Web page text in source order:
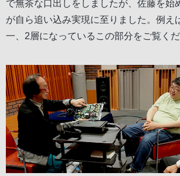
で無茶な口出しをしましたが、佐藤を始
が自ら追い込み実現に至りました。例え
一、2層になっているこの部分をご覧くだ